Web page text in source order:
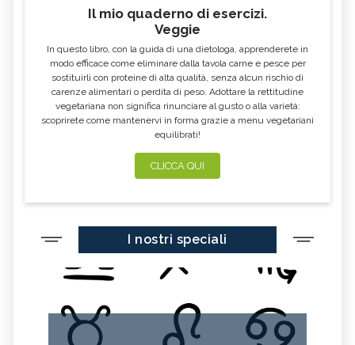
Il mio quaderno di esercizi.
Veggie
In questo libro, con la guida di una dietologa, apprenderete in
modo efficace come eliminare dalla tavola carne e pesce per
sostituirli con proteine di alta qualità, senza alcun rischio di
carenze alimentari o perdita di peso. Adottare la rettitudine
vegetariana non significa rinunciare al gusto o alla varietà:
scoprirete come mantenervi in forma grazie a menu vegetariani
equilibrati!
CLICCA QUI
I nostri speciali